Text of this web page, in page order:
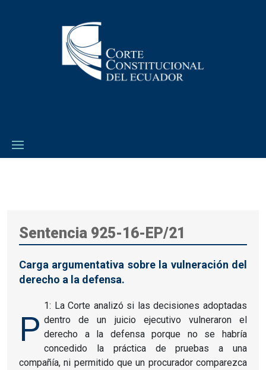
Sentencia 925-16-EP/21
Carga argumentativa sobre la vulneración del
derecho a la defensa.
P
1: La Corte analizó si las decisiones adoptadas
dentro de un juicio ejecutivo vulneraron el
derecho a la defensa porque no se habría
concedido la práctica de pruebas a una
compañía, ni permitido que un procurador comparezca